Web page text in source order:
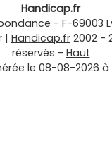
Handicap.fr
- F-69003
| Handicap.fr 2002 -
réservés - Haut
le 08-08-2026 à